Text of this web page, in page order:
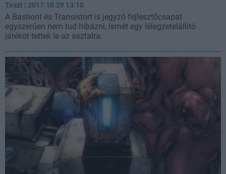
Teszt | 2017.10.29 13:10
A Bastiont és Transistort is jegyző fejlesztőcsapat
egyszerűen nem tud hibázni, ismét egy lélegzetelállító
játékot tettek le az asztalra.